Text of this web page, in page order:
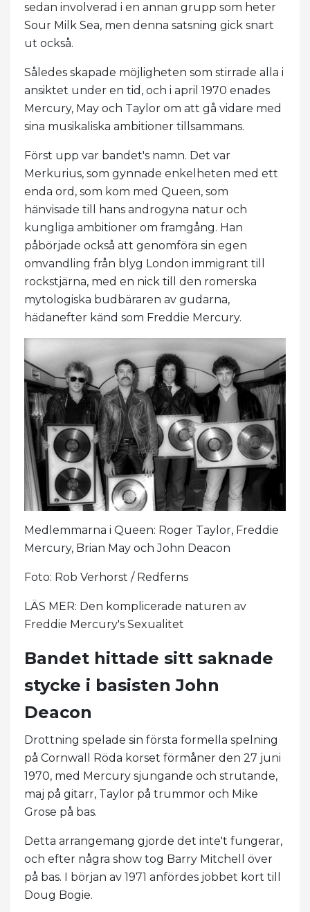
sedan involverad i en annan grupp som heter
Sour Milk Sea, men denna satsning gick snart
ut också.
Således skapade möjligheten som stirrade alla i
ansiktet under en tid, och i april 1970 enades
Mercury, May och Taylor om att gå vidare med
sina musikaliska ambitioner tillsammans.
Först upp var bandet's namn. Det var
Merkurius, som gynnade enkelheten med ett
enda ord, som kom med Queen, som
hänvisade till hans androgyna natur och
kungliga ambitioner om framgång. Han
påbörjade också att genomföra sin egen
omvandling från blyg London immigrant till
rockstjärna, med en nick till den romerska
mytologiska budbäraren av gudarna,
hädanefter känd som Freddie Mercury.
Medlemmarna i Queen: Roger Taylor, Freddie
Mercury, Brian May och John Deacon
Foto: Rob Verhorst / Redferns
LÄS MER: Den komplicerade naturen av
Freddie Mercury's Sexualitet
Bandet hittade sitt saknade
stycke i basisten John
Deacon
Drottning spelade sin första formella spelning
på Cornwall Röda korset förmåner den 27 juni
1970, med Mercury sjungande och strutande,
maj på gitarr, Taylor på trummor och Mike
Grose på bas.
Detta arrangemang gjorde det inte't fungerar,
och efter några show tog Barry Mitchell över
på bas. I början av 1971 anfördes jobbet kort till
Doug Bogie.